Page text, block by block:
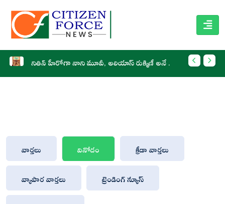
నితిన్ హీరోగా నాని మూవీ, అలియాస్ రుక్మిణీ అనే టైటిల్
వార్తలు వినోదం
క్రీడా వార్తలు
వ్యాపార వార్తలు
ట్రెండింగ్ న్యూస్